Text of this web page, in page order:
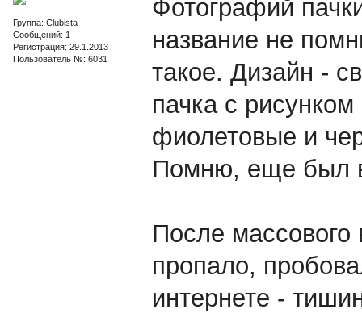
Группа: Clubista
Сообщений: 1
Регистрация: 29.1.2013
Пользователь №: 6031
Фотографий
название не
такое. Дизайн -
пачка с
фиолетовые и
Помню, еще был
После массового
пропало,
интернете -